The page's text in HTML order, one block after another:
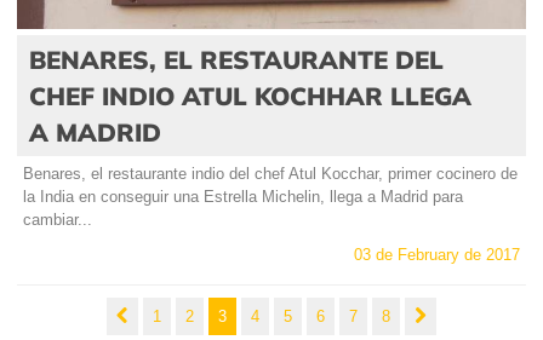
BENARES, EL RESTAURANTE DEL
CHEF INDIO ATUL KOCHHAR LLEGA
A MADRID
Benares, el restaurante indio del chef Atul Kocchar, primer cocinero de
la India en conseguir una Estrella Michelin, llega a Madrid para
cambiar...
03 de February de 2017
1 2 3 4 5 6 7 8